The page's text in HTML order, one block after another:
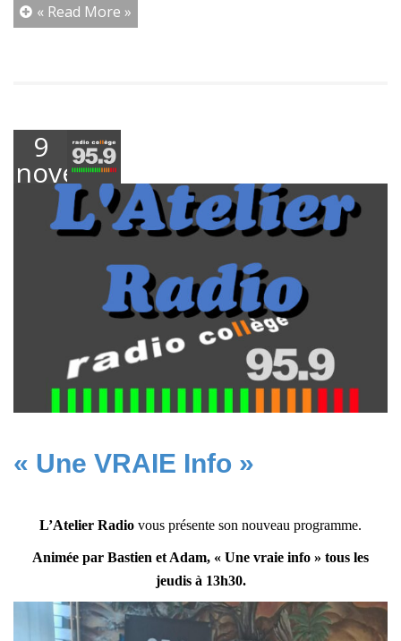
« Read More »
9
novembre
2023
« Une VRAIE Info »
L’Atelier Radio vous présente son nouveau programme.
Animée par Bastien et Adam, « Une vraie info » tous les
jeudis à 13h30.